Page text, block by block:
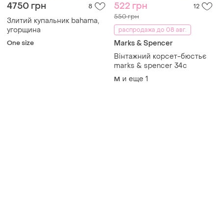
4750 грн 8
Злитий купальник bahama,
угорщина
One size
522 грн 12
550 грн
распродажа до 08 авг.
Marks & Spencer
Вінтажний корсет-бюстьє
marks & spencer 34c
M и еще 1